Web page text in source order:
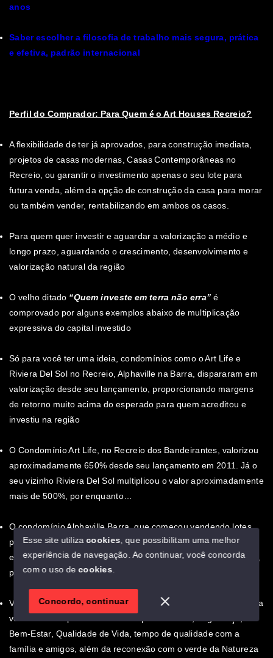
anos
Saber escolher a filosofia de trabalho mais segura, prática
e efetiva, padrão internacional
Perfil do Comprador: Para Quem é o Art Houses Recreio?
A flexibilidade de ter já aprovados, para construção imediata,
projetos de casas modernas, Casas Contemporâneas no
Recreio, ou garantir o investimento apenas o seu lote para
futura venda, além da opção de construção da casa para morar
ou também vender, rentabilizando em ambos os casos.
Para quem quer investir e aguardar a valorização a médio e
longo prazo, aguardando o crescimento, desenvolvimento e
valorização natural da região
O velho ditado “Quem investe em terra não erra” é
comprovado por alguns exemplos abaixo de multiplicação
expressiva do capital investido
Só para você ter uma ideia, condomínios como o Art Life e
Riviera Del Sol no Recreio, Alphaville na Barra, dispararam em
valorização desde seu lançamento, proporcionando margens
de retorno muito acima do esperado para quem acreditou e
investiu na região
O Condomínio Art Life, no Recreio dos Bandeirantes, valorizou
aproximadamente 650% desde seu lançamento em 2011. Já o
seu vizinho Riviera Del Sol multiplicou o valor aproximadamente
mais de 500%, por enquanto…
O condomínio Alphaville Barra, que começou vendendo lotes
pelo valor de aproximadamente R$600.000,00 em 2018, hoje
em dia, 2026, encontramos lotes na média de R$3.000.000,00,
por enquanto…
Vários estudos e dados demonstram uma conscientização cada
vez maior das pessoas na busca por Conforto, Segurança,
Bem-Estar, Qualidade de Vida, tempo de qualidade com a
família e amigos, além da reconexão com o verde da Natureza
Esse site utilizacookies , que possibilitam uma melhor
experiência de navegação. Ao continuar, você concorda
com o uso decookies
Concordo, continuar